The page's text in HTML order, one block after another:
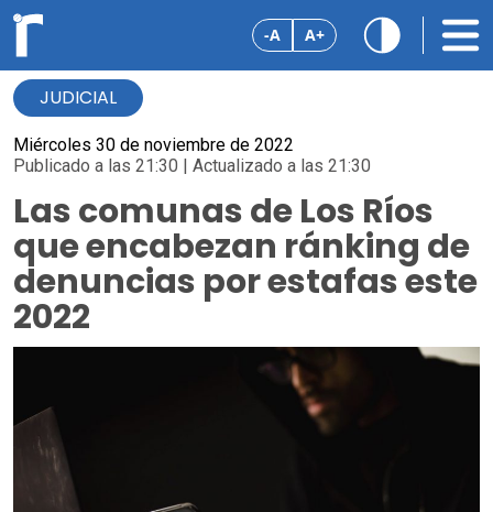
-A A+
JUDICIAL
Miércoles 30 de noviembre de 2022
Publicado a las 21:30 | Actualizado a las 21:30
Las comunas de Los Ríos
que encabezan ránking de
denuncias por estafas este
2022